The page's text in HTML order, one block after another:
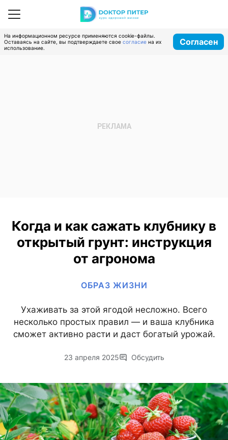
На информационном ресурсе применяются cookie-файлы.
Оставаясь на сайте, вы подтверждаете свое согласие на их
использование.
Согласен
Когда и как сажать клубнику в
открытый грунт: инструкция
от агронома
ОБРАЗ ЖИЗНИ
Ухаживать за этой ягодой несложно. Всего
несколько простых правил — и ваша клубника
сможет активно расти и даст богатый урожай.
23 апреля 2025 Обсудить